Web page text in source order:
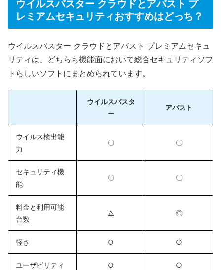
ウイルスバスター クラウドとアバスト プ
レミアムセキュリティおすすめはどっち？
ウイルスバスター クラウドとアバスト プレミアムセキュ
リティは、どちらも機能面において総合セキュリティソフ
トらしいソフトにまとめられています。
ウイルスバスタ
ー
アバスト
ウイルス検出能
力
〇 〇
セキュリティ機
能
〇 〇
料金と利用可能
台数
△ ◎
軽さ ○ ○
ユーザビリティ ○ ○